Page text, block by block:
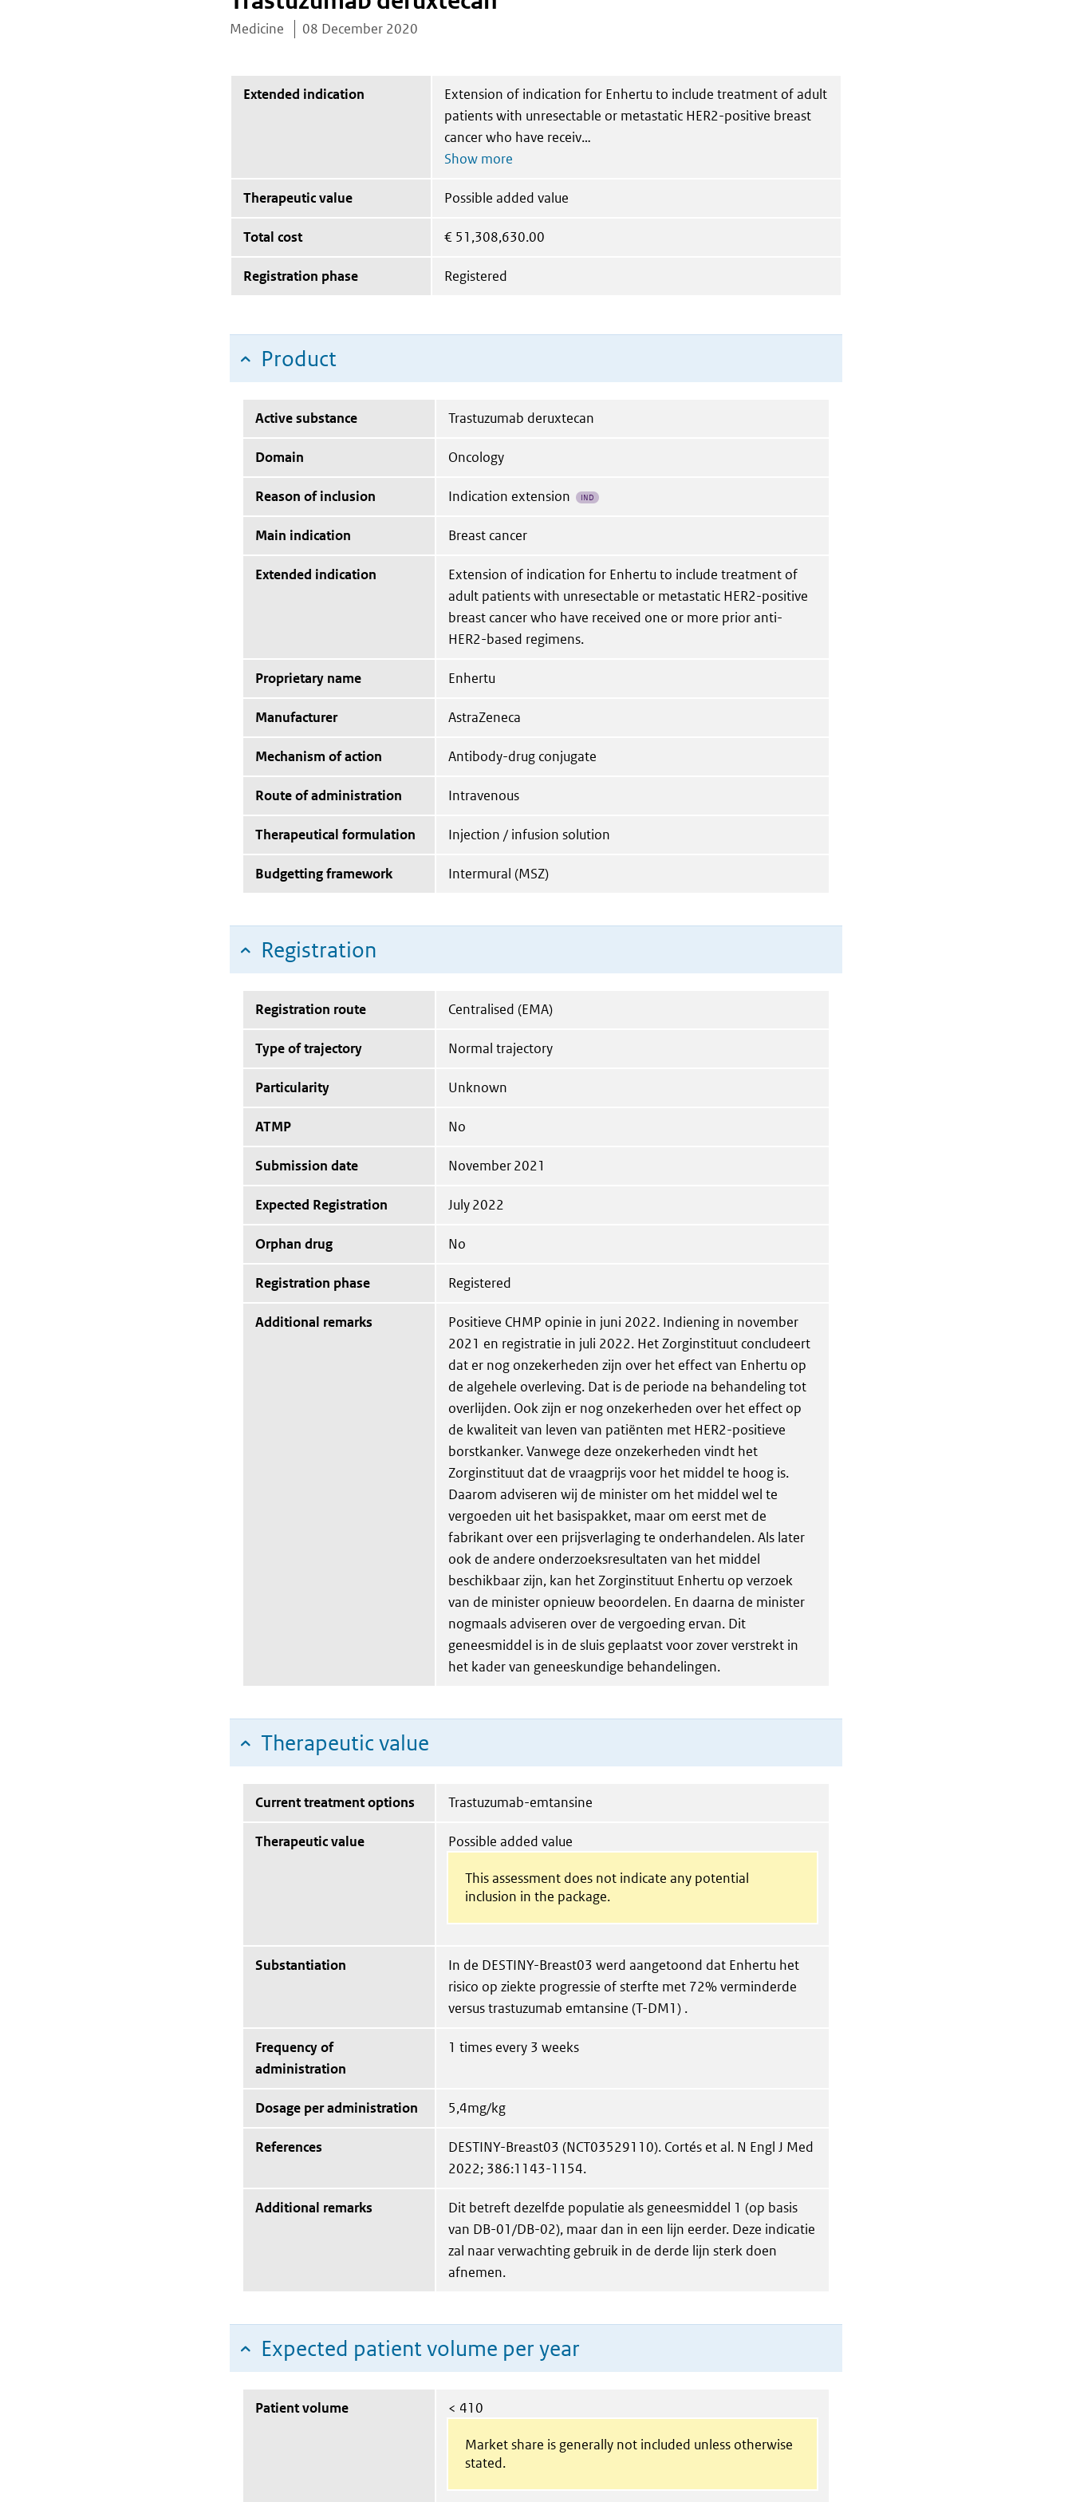
Medicine 08 December 2020
Extended indication
Extension of indication for Enhertu to include treatment of adult
patients with unresectable or metastatic HER2-positive breast
cancer who have receiv
Therapeutic value Possible added value
Total cost € 51,308,630.00
Registration phase Registered
Product
Active substance Trastuzumab deruxtecan
Domain Oncology
Reason of inclusion Indication extension IND
Main indication Breast cancer
Extended indication
Extension of indication for Enhertu to include treatment of
adult patients with unresectable or metastatic HER2-positive
breast cancer who have received one or more prior anti-
HER2-based regimens.
Proprietary name Enhertu
Manufacturer AstraZeneca
Mechanism of action Antibody-drug conjugate
Route of administration Intravenous
Therapeutical formulation Injection / infusion solution
Budgetting framework Intermural (MSZ)
Registration
Registration route Centralised (EMA)
Type of trajectory Normal trajectory
Particularity Unknown
ATMP No
Submission date November 2021
Expected Registration July 2022
Orphan drug No
Registration phase Registered
Additional remarks
Positieve CHMP opinie in juni 2022. Indiening in november
2021 en registratie in juli 2022. Het Zorginstituut concludeert
dat er nog onzekerheden zijn over het effect van Enhertu op
de algehele overleving. Dat is de periode na behandeling tot
overlijden. Ook zijn er nog onzekerheden over het effect op
de kwaliteit van leven van patiënten met HER2-positieve
borstkanker. Vanwege deze onzekerheden vindt het
Zorginstituut dat de vraagprijs voor het middel te hoog is.
Daarom adviseren wij de minister om het middel wel te
vergoeden uit het basispakket, maar om eerst met de
fabrikant over een prijsverlaging te onderhandelen. Als later
ook de andere onderzoeksresultaten van het middel
beschikbaar zijn, kan het Zorginstituut Enhertu op verzoek
van de minister opnieuw beoordelen. En daarna de minister
nogmaals adviseren over de vergoeding ervan. Dit
geneesmiddel is in de sluis geplaatst voor zover verstrekt in
het kader van geneeskundige behandelingen.
Therapeutic value
Current treatment options Trastuzumab-emtansine
Therapeutic value Possible added value
This assessment does not indicate any potential
inclusion in the package.
Substantiation
In de DESTINY-Breast03 werd aangetoond dat Enhertu het
risico op ziekte progressie of sterfte met 72% verminderde
versus trastuzumab emtansine (T-DM1) .
Frequency of
administration
1 times every 3 weeks
Dosage per administration 5,4mg/kg
References
DESTINY-Breast03 (NCT03529110). Cortés et al. N Engl J Med
2022; 386:1143-1154.
Additional remarks
Dit betreft dezelfde populatie als geneesmiddel 1 (op basis
van DB-01/DB-02), maar dan in een lijn eerder. Deze indicatie
zal naar verwachting gebruik in de derde lijn sterk doen
afnemen.
Expected patient volume per year
Patient volume < 410
Market share is generally not included unless otherwise
stated.